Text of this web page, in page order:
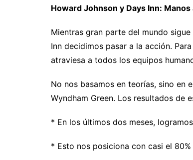
Howard Johnson y Days Inn: Manos
Mientras gran parte del mundo
Inn decidimos pasar a la acción.
atraviesa a todos los equipos
No nos basamos en teorías, sino en
Wyndham Green. Los resultados de
* En los últimos dos meses,
* Esto nos posiciona con casi el